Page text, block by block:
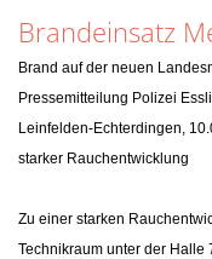
Brandeinsatz
Brand auf der neuen
Pressemitteilung Polizei
Leinfelden-Echterdingen,
starker Rauchentwicklung
Zu einer starken
Technikraum unter der Halle